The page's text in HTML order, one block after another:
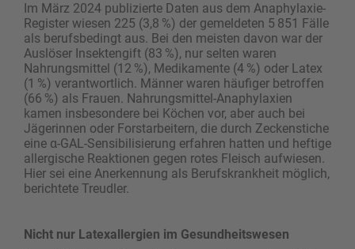
Im März 2024 publizierte Daten aus dem Anaphylaxie-
Register wiesen 225 (3,8 %) der gemeldeten 5 851 Fälle
als berufsbedingt aus. Bei den meisten davon war der
Auslöser Insektengift (83 %), nur selten waren
Nahrungsmittel (12 %), Medikamente (4 %) oder Latex
(1 %) verantwortlich. Männer waren häufiger betroffen
(66 %) als Frauen. ­Nahrungsmittel-Anaphylaxien
kamen insbeson­dere bei ­Köchen vor, aber auch bei
Jägerinnen oder Forstarbeitern, die durch Zeckenstiche
eine α-GAL-Sensibilisierung erfahren hatten und heftige
allergische Reaktionen gegen rotes Fleisch aufwiesen.
Hier sei eine ­Anerkennung als Berufskrankheit möglich,
berichtete Treudler.
Nicht nur Latexallergien im Gesundheitswesen